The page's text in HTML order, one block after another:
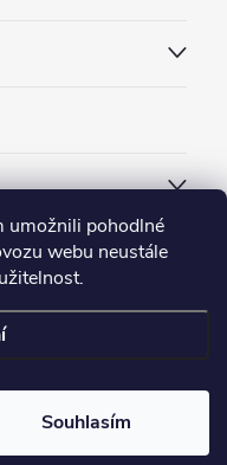
umožnili pohodlné
webu neustále
Souhlasím
?